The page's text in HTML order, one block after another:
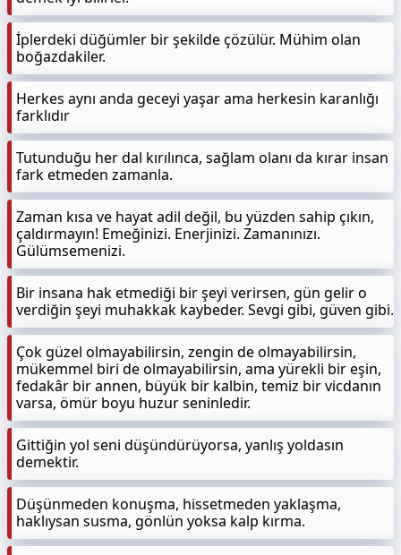
İplerdeki düğümler bir şekilde çözülür. Mühim olan
boğazdakiler.
Herkes aynı anda geceyi yaşar ama herkesin karanlığı
farklıdır
Tutunduğu her dal kırılınca, sağlam olanı da kırar insan
fark etmeden zamanla.
Zaman kısa ve hayat adil değil, bu yüzden sahip çıkın,
çaldırmayın! Emeğinizi. Enerjinizi. Zamanınızı.
Gülümsemenizi.
Bir insana hak etmediği bir şeyi verirsen, gün gelir o
verdiğin şeyi muhakkak kaybeder. Sevgi gibi, güven gibi.
Çok güzel olmayabilirsin, zengin de olmayabilirsin,
mükemmel biri de olmayabilirsin, ama yürekli bir eşin,
fedakâr bir annen, büyük bir kalbin, temiz bir vicdanın
varsa, ömür boyu huzur seninledir.
Gittiğin yol seni düşündürüyorsa, yanlış yoldasın
demektir.
Düşünmeden konuşma, hissetmeden yaklaşma,
haklıysan susma, gönlün yoksa kalp kırma.